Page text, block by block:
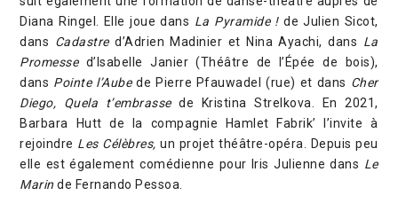
Diana Ringel. Elle joue dans La Pyramide !de Julien Sicot,
dans Cadastred’Adrien Madinier et Nina Ayachi, dans La
Promesse d’Isabelle Janier (Théâtre de l’Épée de bois),
dans Pointe l’Aubede Pierre Pfauwadel (rue) et dans Cher
Diego, Quela t’embrassede Kristina Strelkova. En 2021,
Barbara Hutt de la compagnie Hamlet Fabrik’ l’invite à
rejoindre Les Célèbres,un projet théâtre-opéra. Depuis peu
elle est également comédienne pour Iris Julienne dans Le
Marinde Fernando Pessoa.